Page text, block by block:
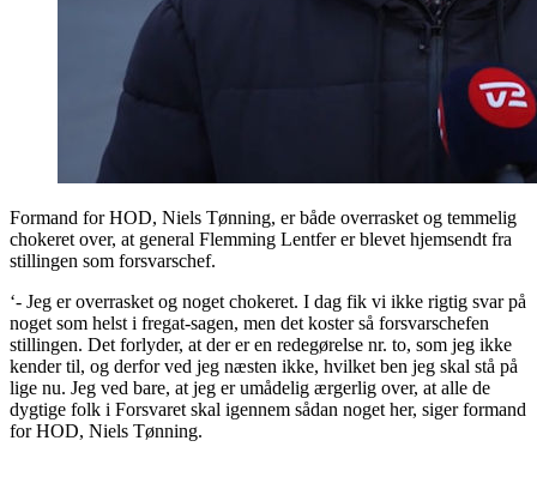
Formand for HOD, Niels Tønning, er både overrasket og temmelig
chokeret over, at general Flemming Lentfer er blevet hjemsendt fra
stillingen som forsvarschef.
‘- Jeg er overrasket og noget chokeret. I dag fik vi ikke rigtig svar på
noget som helst i fregat-sagen, men det koster så forsvarschefen
stillingen. Det forlyder, at der er en redegørelse nr. to, som jeg ikke
kender til, og derfor ved jeg næsten ikke, hvilket ben jeg skal stå på
lige nu. Jeg ved bare, at jeg er umådelig ærgerlig over, at alle de
dygtige folk i Forsvaret skal igennem sådan noget her, siger formand
for HOD, Niels Tønning.